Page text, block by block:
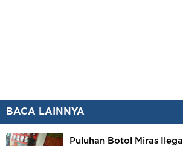
BACA LAINNYA
Puluhan Botol Miras Ilegal